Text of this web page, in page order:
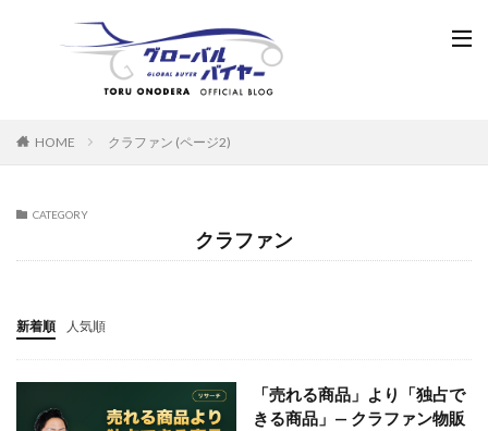
HOME クラファン (ページ2)
CATEGORY
クラファン
新着順 人気順
「売れる商品」より「独占で
きる商品」— クラファン物販